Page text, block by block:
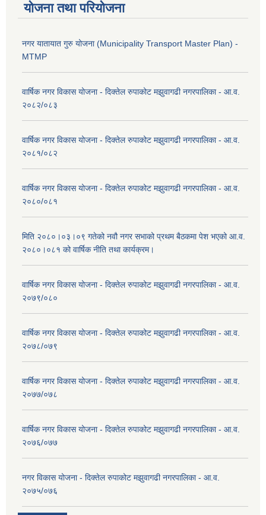
योजना तथा परियोजना
नगर यातायात गुरु योजना (Municipality Transport Master Plan) -
MTMP
वार्षिक नगर विकास योजना - दिक्तेल रुपाकोट मझुवागढी नगरपालिका - आ.व.
२०८२/०८३
वार्षिक नगर विकास योजना - दिक्तेल रुपाकोट मझुवागढी नगरपालिका - आ.व.
२०८१/०८२
वार्षिक नगर विकास योजना - दिक्तेल रुपाकोट मझुवागढी नगरपालिका - आ.व.
२०८०/०८१
मिति २०८०।०३।०९ गतेको नवौ नगर सभाको प्रथम बैठकमा पेश भएको आ.व.
२०८०।०८१ को वार्षिक नीति तथा कार्यक्रम।
वार्षिक नगर विकास योजना - दिक्तेल रुपाकोट मझुवागढी नगरपालिका - आ.व.
२०७९/०८०
वार्षिक नगर विकास योजना - दिक्तेल रुपाकोट मझुवागढी नगरपालिका - आ.व.
२०७८/०७९
वार्षिक नगर विकास योजना - दिक्तेल रुपाकोट मझुवागढी नगरपालिका - आ.व.
२०७७/०७८
वार्षिक नगर विकास योजना - दिक्तेल रुपाकोट मझुवागढी नगरपालिका - आ.व.
२०७६/०७७
नगर विकास योजना - दिक्तेल रुपाकोट मझुवागढी नगरपालिका - आ.व.
२०७५/०७६